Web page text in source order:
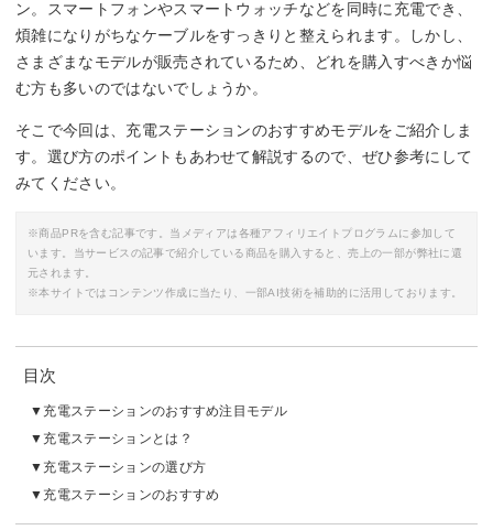
ン。スマートフォンやスマートウォッチなどを同時に充電でき、
煩雑になりがちなケーブルをすっきりと整えられます。しかし、
さまざまなモデルが販売されているため、どれを購入すべきか悩
む方も多いのではないでしょうか。
そこで今回は、充電ステーションのおすすめモデルをご紹介しま
す。選び方のポイントもあわせて解説するので、ぜひ参考にして
みてください。
※商品PRを含む記事です。当メディアは各種アフィリエイトプログラムに参加して
います。当サービスの記事で紹介している商品を購入すると、売上の一部が弊社に還
元されます。
※本サイトではコンテンツ作成に当たり、一部AI技術を補助的に活用しております。
目次
充電ステーションのおすすめ注目モデル
充電ステーションとは？
充電ステーションの選び方
充電ステーションのおすすめ